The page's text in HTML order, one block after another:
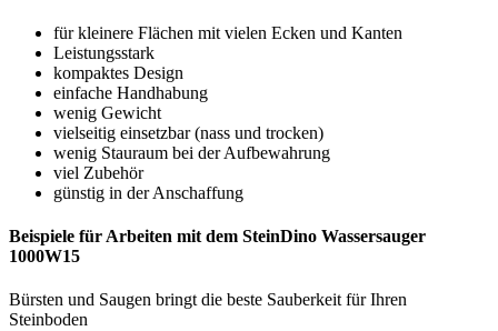
für kleinere Flächen mit vielen Ecken und Kanten
Leistungsstark
kompaktes Design
einfache Handhabung
wenig Gewicht
vielseitig einsetzbar (nass und trocken)
wenig Stauraum bei der Aufbewahrung
viel Zubehör
günstig in der Anschaffung
Beispiele für Arbeiten mit dem SteinDino Wassersauger
1000W15
Bürsten und Saugen bringt die beste Sauberkeit für Ihren
Steinboden